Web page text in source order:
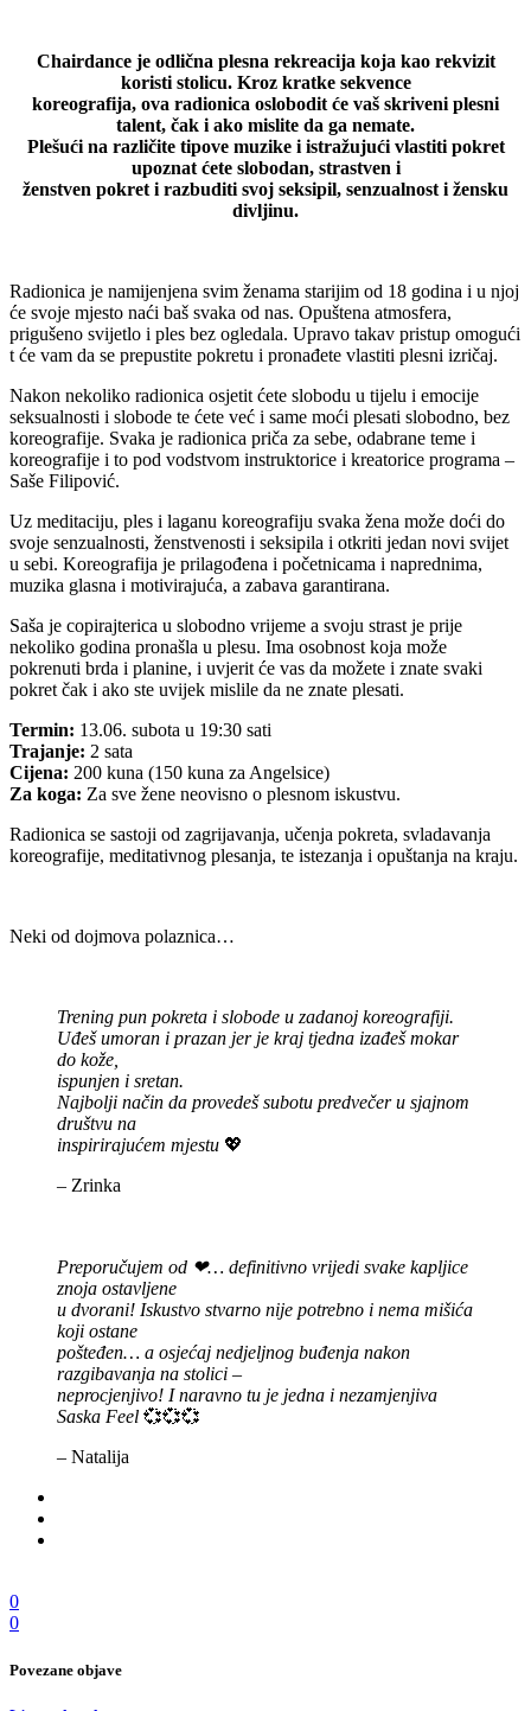
Chairdance je odlična plesna rekreacija koja kao rekvizit
koristi stolicu. Kroz kratke sekvence
koreografija, ova radionica oslobodit će vaš skriveni plesni
talent, čak i ako mislite da ga nemate.
Plešući na različite tipove muzike i istražujući vlastiti pokret
upoznat ćete slobodan, strastven i
ženstven pokret i razbuditi svoj seksipil, senzualnost i žensku
divljinu.
Radionica je namijenjena svim ženama starijim od 18 godina i u njoj
će svoje mjesto naći baš svaka od nas. Opuštena atmosfera,
prigušeno svijetlo i ples bez ogledala. Upravo takav pristup omogući
t će vam da se prepustite pokretu i pronađete vlastiti plesni izričaj.
Nakon nekoliko radionica osjetit ćete slobodu u tijelu i emocije
seksualnosti i slobode te ćete već i same moći plesati slobodno, bez
koreografije. Svaka je radionica priča za sebe, odabrane teme i
koreografije i to pod vodstvom instruktorice i kreatorice programa –
Saše Filipović.
Uz meditaciju, ples i laganu koreografiju svaka žena može doći do
svoje senzualnosti, ženstvenosti i seksipila i otkriti jedan novi svijet
u sebi. Koreografija je prilagođena i početnicama i naprednima,
muzika glasna i motivirajuća, a zabava garantirana.
Saša je copirajterica u slobodno vrijeme a svoju strast je prije
nekoliko godina pronašla u plesu. Ima osobnost koja može
pokrenuti brda i planine, i uvjerit će vas da možete i znate svaki
pokret čak i ako ste uvijek mislile da ne znate plesati.
Termin: 13.06. subota u 19:30 sati
Trajanje: 2 sata
Cijena: 200 kuna (150 kuna za Angelsice)
Za koga: Za sve žene neovisno o plesnom iskustvu.
Radionica se sastoji od zagrijavanja, učenja pokreta, svladavanja
koreografije, meditativnog plesanja, te istezanja i opuštanja na kraju.
Neki od dojmova polaznica…
Trening pun pokreta i slobode u zadanoj koreografiji.
Uđeš umoran i prazan jer je kraj tjedna izađeš mokar
do kože,
ispunjen i sretan.
Najbolji način da provedeš subotu predvečer u sjajnom
društvu na
inspirirajućem mjestu 💖
– Zrinka
Preporučujem od ❤… definitivno vrijedi svake kapljice
znoja ostavljene
u dvorani! Iskustvo stvarno nije potrebno i nema mišića
koji ostane
pošteđen… a osjećaj nedjeljnog buđenja nakon
razgibavanja na stolici –
neprocjenjivo! I naravno tu je jedna i nezamjenjiva
Saska Feel 💞💞💞
– Natalija
0
0
Povezane objave